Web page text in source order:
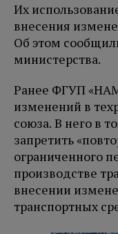
Их
внесения
Об этом
министерства.
Ранее ФГУП
изменений в
союза. В него в
запретить
ограниченного
производстве
внесении
транспортных